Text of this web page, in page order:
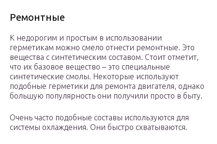
Ремонтные
К недорогим и простым в использовании
герметикам можно смело отнести ремонтные. Это
вещества с синтетическим составом. Стоит отметит,
что их базовое вещество – это специальные
синтетические смолы. Некоторые используют
подобные герметики для ремонта двигателя, однако
большую популярность они получили просто в быту.
Очень часто подобные составы используются для
системы охлаждения. Они быстро схватываются.